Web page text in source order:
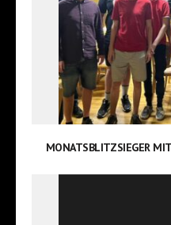
MONATSBLITZSIEGER